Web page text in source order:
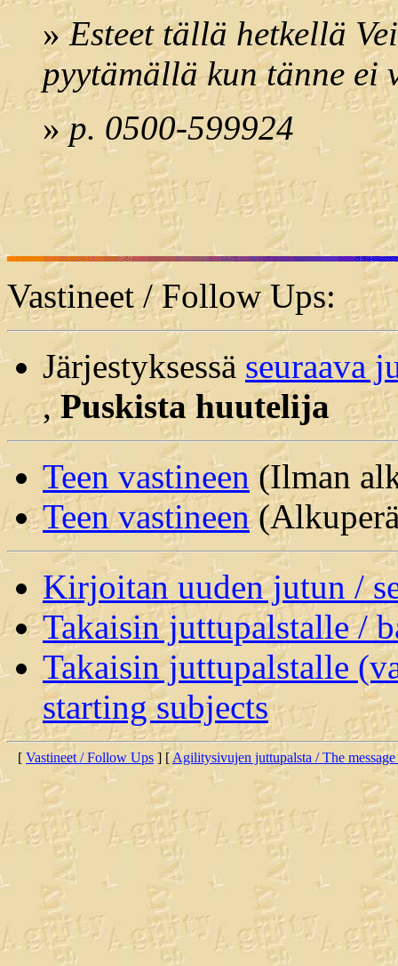
»Esteet tällä hetkellä
pyytämällä kun tänne ei
»p. 0500-599924
Vastineet / Follow Ups:
Järjestyksessä seuraava
,Puskista huutelija
Teen vastineen (Ilman
Teen vastineen
Kirjoitan uuden jutun /
Takaisin juttupalstalle /
Takaisin juttupalstalle
starting subjects
[ Vastineet / Follow Ups ] [Agilitysivujen juttupalsta / The